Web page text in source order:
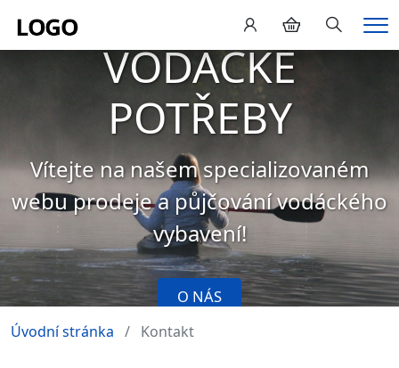
Hledání
VODÁCKÉ
POTŘEBY
Vítejte na našem specializovaném
webu prodeje a půjčování vodáckého
vybavení!
O NÁS
Úvodní stránka Kontakt